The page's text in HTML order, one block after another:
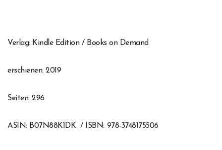
Verlag: Kindle Edition / Books on Demand
erschienen: 2019
Seiten: 296
ASIN: B07N88K1DK / ISBN: 978-3748175506